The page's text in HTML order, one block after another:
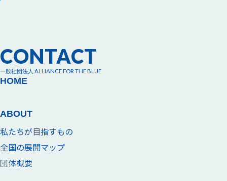
CONTACT
一般社団法人 ALLIANCE FOR THE BLUE
HOME
ABOUT
私たちが目指すもの
全国の展開マップ
団体概要